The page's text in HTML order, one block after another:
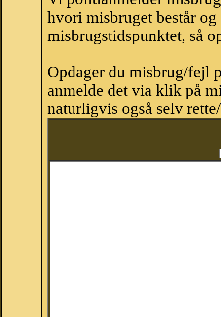
hvori misbruget består
misbrugstidspunktet, så
Opdager du misbrug/fejl
anmelde det via klik på
naturligvis også selv